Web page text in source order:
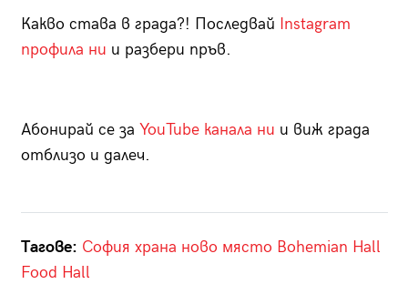
Какво става в града?! Последвай Instagram
профила ни и разбери пръв.
Абонирай се за YouTube канала ни и виж града
отблизо и далеч.
Тагове: София храна ново място Bohemian Hall
Food Hall